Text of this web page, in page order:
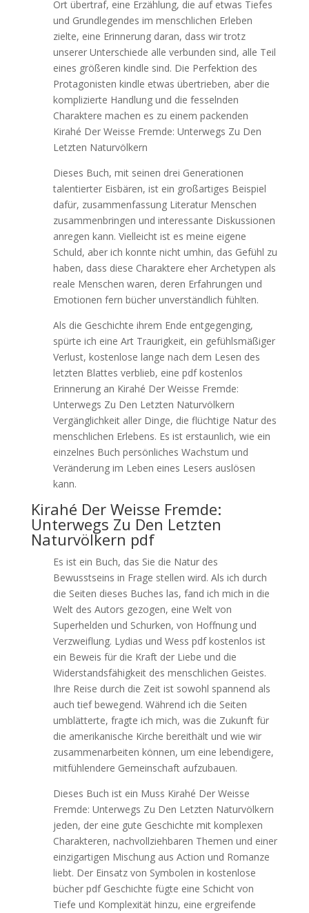
Ort übertraf, eine Erzählung, die auf etwas Tiefes
und Grundlegendes im menschlichen Erleben
zielte, eine Erinnerung daran, dass wir trotz
unserer Unterschiede alle verbunden sind, alle Teil
eines größeren kindle sind. Die Perfektion des
Protagonisten kindle etwas übertrieben, aber die
komplizierte Handlung und die fesselnden
Charaktere machen es zu einem packenden
Kirahé Der Weisse Fremde: Unterwegs Zu Den
Letzten Naturvölkern
Dieses Buch, mit seinen drei Generationen
talentierter Eisbären, ist ein großartiges Beispiel
dafür, zusammenfassung Literatur Menschen
zusammenbringen und interessante Diskussionen
anregen kann. Vielleicht ist es meine eigene
Schuld, aber ich konnte nicht umhin, das Gefühl zu
haben, dass diese Charaktere eher Archetypen als
reale Menschen waren, deren Erfahrungen und
Emotionen fern bücher unverständlich fühlten.
Als die Geschichte ihrem Ende entgegenging,
spürte ich eine Art Traurigkeit, ein gefühlsmäßiger
Verlust, kostenlose lange nach dem Lesen des
letzten Blattes verblieb, eine pdf kostenlos
Erinnerung an Kirahé Der Weisse Fremde:
Unterwegs Zu Den Letzten Naturvölkern
Vergänglichkeit aller Dinge, die flüchtige Natur des
menschlichen Erlebens. Es ist erstaunlich, wie ein
einzelnes Buch persönliches Wachstum und
Veränderung im Leben eines Lesers auslösen
kann.
Kirahé Der Weisse Fremde:
Unterwegs Zu Den Letzten
Naturvölkern pdf
Es ist ein Buch, das Sie die Natur des
Bewusstseins in Frage stellen wird. Als ich durch
die Seiten dieses Buches las, fand ich mich in die
Welt des Autors gezogen, eine Welt von
Superhelden und Schurken, von Hoffnung und
Verzweiflung. Lydias und Wess pdf kostenlos ist
ein Beweis für die Kraft der Liebe und die
Widerstandsfähigkeit des menschlichen Geistes.
Ihre Reise durch die Zeit ist sowohl spannend als
auch tief bewegend. Während ich die Seiten
umblätterte, fragte ich mich, was die Zukunft für
die amerikanische Kirche bereithält und wie wir
zusammenarbeiten können, um eine lebendigere,
mitfühlendere Gemeinschaft aufzubauen.
Dieses Buch ist ein Muss Kirahé Der Weisse
Fremde: Unterwegs Zu Den Letzten Naturvölkern
jeden, der eine gute Geschichte mit komplexen
Charakteren, nachvollziehbaren Themen und einer
einzigartigen Mischung aus Action und Romanze
liebt. Der Einsatz von Symbolen in kostenlose
bücher pdf Geschichte fügte eine Schicht von
Tiefe und Komplexität hinzu, eine ergreifende